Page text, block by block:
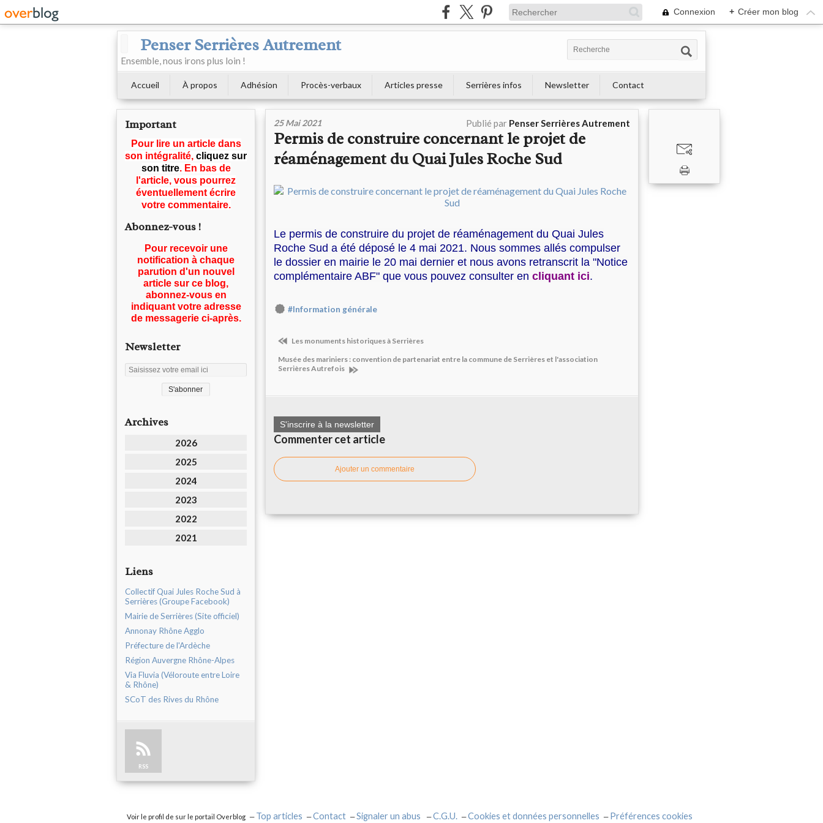
Connexion + Créer mon blog
Penser Serrières Autrement
Ensemble, nous irons plus loin !
Accueil À propos Adhésion Procès-verbaux Articles presse Serrières infos Newsletter Contact
Important
Pour lire un article dans
son intégralité, cliquez sur
son titre. En bas de
l'article, vous pourrez
éventuellement écrire
votre commentaire.
Abonnez-vous !
Pour recevoir une
notification à chaque
parution d'un nouvel
article sur ce blog,
abonnez-vous en
indiquant votre adresse
de messagerie ci-après.
Newsletter
Archives
2026
2025
2024
2023
2022
2021
Liens
Collectif Quai Jules Roche Sud à
Serrières (Groupe Facebook)
Mairie de Serrières (Site officiel)
Annonay Rhône Agglo
Préfecture de l'Ardèche
Région Auvergne Rhône-Alpes
Via Fluvia (Véloroute entre Loire
& Rhône)
SCoT des Rives du Rhône
RSS
25 Mai 2021 Publié par Penser Serrières Autrement
Permis de construire concernant le projet de
réaménagement du Quai Jules Roche Sud
Le permis de construire du projet de réaménagement du Quai Jules
Roche Sud a été déposé le 4 mai 2021. Nous sommes allés compulser
le dossier en mairie le 20 mai dernier et nous avons retranscrit la "Notice
complémentaire ABF" que vous pouvez consulter en cliquant ici.
#Information générale
Les monuments historiques à Serrières
Musée des mariniers : convention de partenariat entre la commune de Serrières et l'association
Serrières Autrefois
S'inscrire à la newsletter
Commenter cet article
Ajouter un commentaire
Voir le profil de sur le portail Overblog Top articles Contact Signaler un abus C.G.U. Cookies et données personnelles Préférences cookies